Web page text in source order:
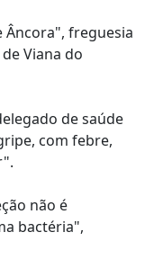
Âncora", freguesia
Viana do
de saúde
com febre,
não é
bactéria",